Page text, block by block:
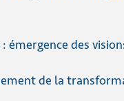
émergence des
de la